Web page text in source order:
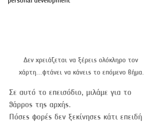
Δεν χρειάζεται να ξέρεις ολόκληρο τον
χάρτη...φτάνει να κάνεις το επόμενο βήμα.
Σε αυτό το επεισόδιο, μιλάμε για το
θάρρος της αρχής.
Πόσες φορές δεν ξεκίνησες κάτι επειδή